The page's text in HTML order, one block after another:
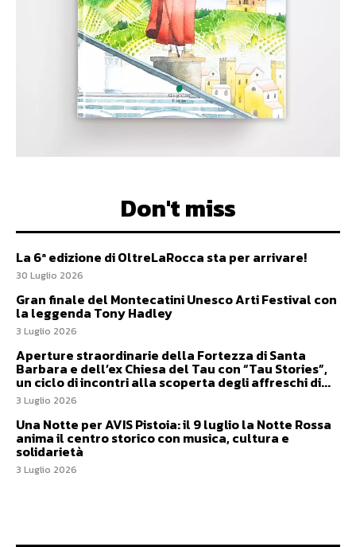
Don't miss
La 6ª edizione di OltreLaRocca sta per arrivare!
30 Luglio 2026
Gran finale del Montecatini Unesco Arti Festival con
la leggenda Tony Hadley
3 Luglio 2026
Aperture straordinarie della Fortezza di Santa
Barbara e dell’ex Chiesa del Tau con “Tau Stories”,
un ciclo di incontri alla scoperta degli affreschi di...
3 Luglio 2026
Una Notte per AVIS Pistoia: il 9 luglio la Notte Rossa
anima il centro storico con musica, cultura e
solidarietà
3 Luglio 2026